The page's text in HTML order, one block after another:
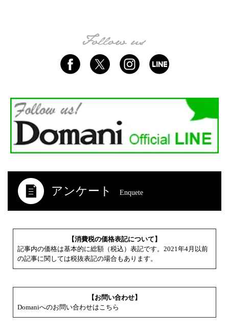
アンケート Enquete
【消費税の価格表記について】
記事内の価格は基本的に総額（税込）表記です。2021年4月以前
の記事に関しては税抜表記の場合もあります。
【お問い合わせ】
Domaniへのお問い合わせはこちら